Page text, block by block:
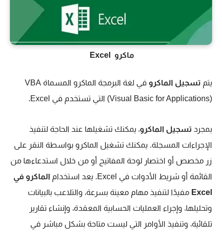
ماكرو Excel
يتم تسجيل الماكرو
في لغة البرمجة الماكرو المسماة VBA
(Visual Basic for Applications) التي تستخدم في Excel.
بمجرد تسجيل الماكرو، يمكنك تشغيلها عند الحاجة لتنفيذ
الإجراءات المسجلة. يمكنك تشغيل الماكرو بواسطة النقر على
زر مخصص أو اختصار لوحة المفاتيح أو من خلال استدعاءها من
القائمة أو شريط الأدوات في Excel.
يعد استخدام الماكرو في
Excel مفيدًا لتنفيذ مهام معينة بسرعة، والتلاعب بالبيانات
وتحليلها، وإجراء العمليات الحسابية المعقدة، وإنشاء تقارير
تلقائية، وتنفيذ الأوامر التي ليست متاحة بشكل مباشر في